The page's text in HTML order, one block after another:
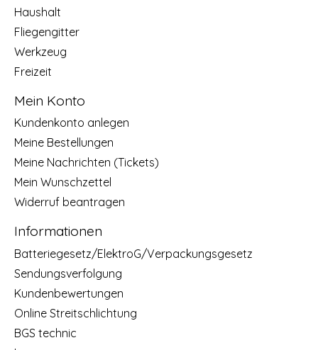
Haushalt
Fliegengitter
Werkzeug
Freizeit
Mein Konto
Kundenkonto anlegen
Meine Bestellungen
Meine Nachrichten (Tickets)
Mein Wunschzettel
Widerruf beantragen
Informationen
Batteriegesetz/ElektroG/Verpackungsgesetz
Sendungsverfolgung
Kundenbewertungen
Online Streitschlichtung
BGS technic